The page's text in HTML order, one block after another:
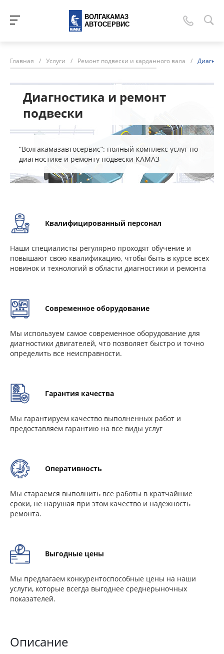
ВОЛГАКАМАЗ
АВТОСЕРВИС
Главная / Услуги / Ремонт подвески и карданного вала /
Диагностика и ремонт
подвески
“Волгакамазавтосервис”: полный комплекс услуг по
диагностике и ремонту подвески КАМАЗ
Квалифицированный персонал
Наши специалисты регулярно проходят обучение и
повышают свою квалификацию, чтобы быть в курсе всех
новинок и технологий в области диагностики и ремонта
Современное оборудование
Мы используем самое современное оборудование для
диагностики двигателей, что позволяет быстро и точно
определить все неисправности.
Гарантия качества
Мы гарантируем качество выполненных работ и
предоставляем гарантию на все виды услуг
Оперативность
Мы стараемся выполнить все работы в кратчайшие
сроки, не нарушая при этом качество и надежность
ремонта.
Выгодные цены
Мы предлагаем конкурентоспособные цены на наши
услуги, которые всегда выгоднее среднерыночных
показателей.
Описание